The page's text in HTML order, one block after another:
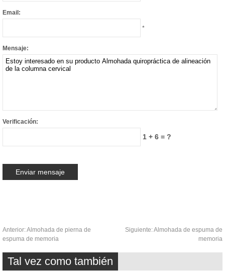
Email:
*
Mensaje:
Verificación:
1 + 6 = ?
Anterior:Almohada de pierna de
espuma de memoria
Siguiente:Almohada de espuma de
memoria
Tal vez como también